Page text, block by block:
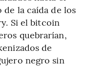
la caída de los
Si el bitcoin
quebrarían,
de
negro sin